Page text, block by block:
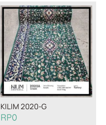
KILIM 2020-G
RP0